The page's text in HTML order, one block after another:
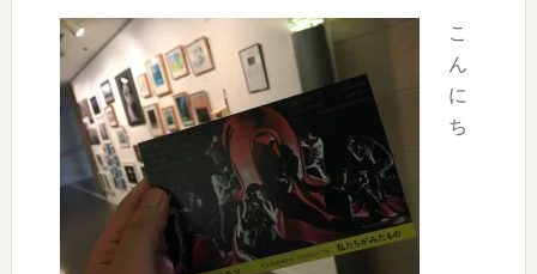
モ
ン
の
ギ
ャ
リ
ー
NIW
こ
ん
に
ち